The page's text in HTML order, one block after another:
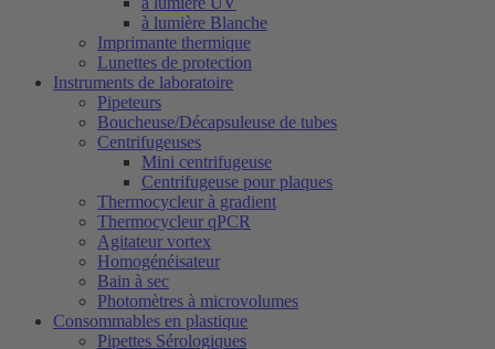
à lumière Blanche
Imprimante thermique
Lunettes de protection
Instruments de laboratoire
Pipeteurs
Boucheuse/Décapsuleuse de tubes
Centrifugeuses
Mini centrifugeuse
Centrifugeuse pour plaques
Thermocycleur à gradient
Thermocycleur qPCR
Agitateur vortex
Homogénéisateur
Bain à sec
Photomètres à microvolumes
Consommables en plastique
Pipettes Sérologiques